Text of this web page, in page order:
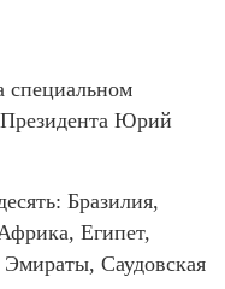
специальном
Юрий
Бразилия,
Египет,
Саудовская